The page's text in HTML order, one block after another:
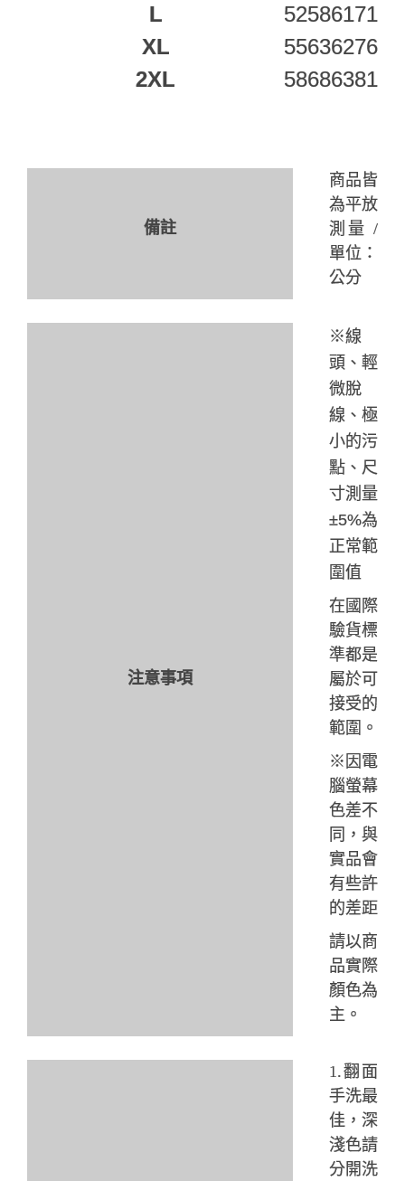
L
52586171
XL
55636276
2XL
58686381
備註
商品皆
為平放
測量 /
單位 ：
公分
注意事項
※線
頭、輕
微脫
線、極
小的污
點、尺
寸測量
±5%為
正常範
圍值
在國際
驗貨標
準都是
屬於可
接受的
範圍。
※ 因電
腦螢幕
色差不
同，與
實品會
有些許
的差距
請以商
品實際
顏色為
主。
1.翻面
手洗最
佳，深
淺色請
分開洗